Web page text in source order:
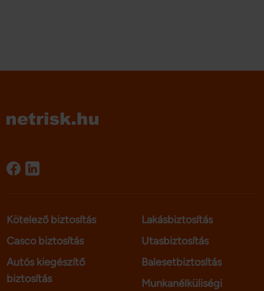
Kötelező biztosítás
Casco biztosítás
Autós kiegészítő
biztosítás
Lakásbiztosítás
Utasbiztosítás
Balesetbiztosítás
Munkanélküliségi